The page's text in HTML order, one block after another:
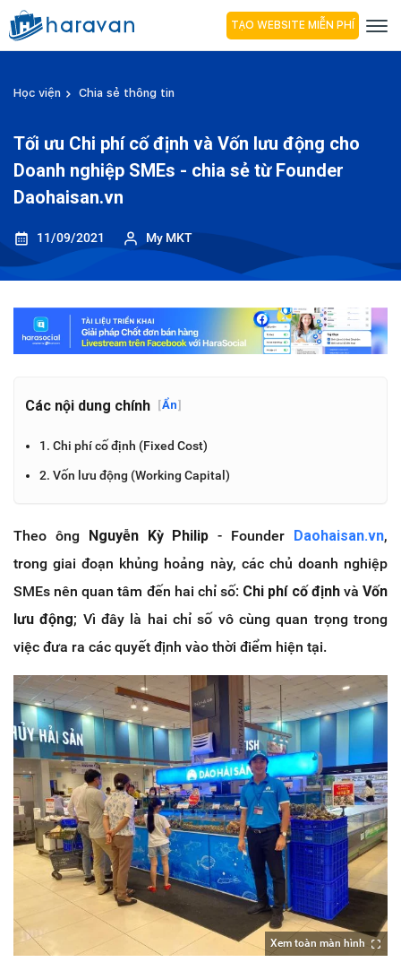
TẠO WEBSITE MIỄN PHÍ
Học viện Chia sẻ thông tin
Tối ưu Chi phí cố định và Vốn lưu động cho
Doanh nghiệp SMEs - chia sẻ từ Founder
Daohaisan.vn
11/09/2021 My MKT
Các nội dung chính [Ẩn]
1. Chi phí cố định (Fixed Cost)
2. Vốn lưu động (Working Capital)
Theo ông Nguyễn Kỳ Philip - Founder Daohaisan.vn,
trong giai đoạn khủng hoảng này, các chủ doanh nghiệp
SMEs nên quan tâm đến hai chỉ số: Chi phí cố địnhvàVốn
lưu động; Vì đây là hai chỉ số vô cùng quan trọng trong
việc đưa ra các quyết định vào thời điểm hiện tại.
Xem toàn màn hình